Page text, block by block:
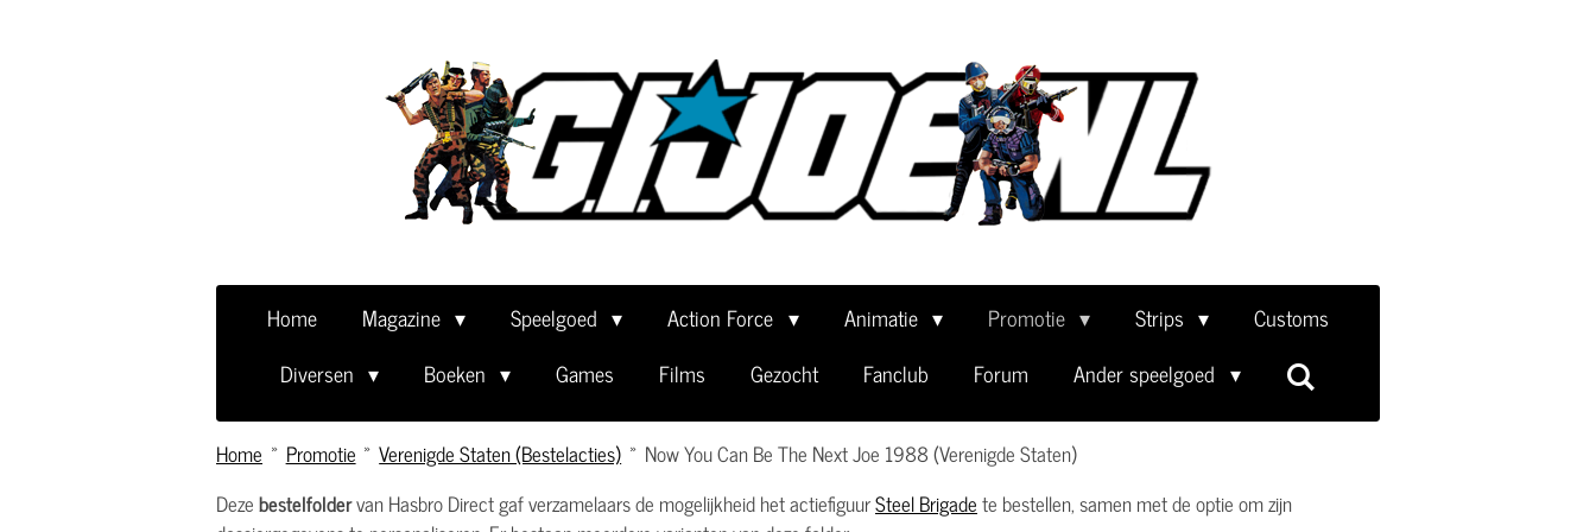
Home Magazine Speelgoed Action Force Animatie Promotie Strips
Customs
Diversen
Boeken Games Films Gezocht Fanclub Forum Ander speelgoed
Home » Promotie » Verenigde Staten (Bestelacties) » Now You Can Be The Next Joe 1988 (Verenigde Staten)
Dezebestelfoldervan Hasbro Direct gaf verzamelaars de mogelijkheid het actiefiguurSteel Brigadete bestellen, samen met de optie om zijn